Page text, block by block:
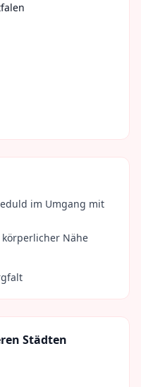
im Umgang mit
Nähe
Städten